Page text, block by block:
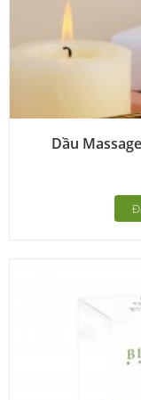
Dầu